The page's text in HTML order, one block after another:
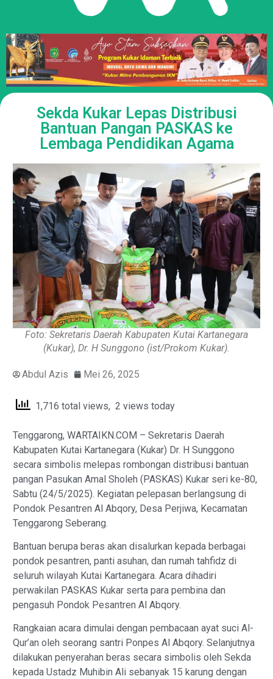
Sekda Kukar Lepas Distribusi
Bantuan Pangan PASKAS ke
Lembaga Pendidikan Agama
Foto: Sekretaris Daerah Kabupaten Kutai Kartanegara
(Kukar), Dr. H Sunggono (ist/Prokom Kukar).
Abdul Azis Mei 26, 2025
1,716 total views, 2 views today
Tenggarong, WARTAIKN.COM – Sekretaris Daerah
Kabupaten Kutai Kartanegara (Kukar) Dr. H Sunggono
secara simbolis melepas rombongan distribusi bantuan
pangan Pasukan Amal Sholeh (PASKAS) Kukar seri ke-80,
Sabtu (24/5/2025). Kegiatan pelepasan berlangsung di
Pondok Pesantren Al Abqory, Desa Perjiwa, Kecamatan
Tenggarong Seberang.
Bantuan berupa beras akan disalurkan kepada berbagai
pondok pesantren, panti asuhan, dan rumah tahfidz di
seluruh wilayah Kutai Kartanegara. Acara dihadiri
perwakilan PASKAS Kukar serta para pembina dan
pengasuh Pondok Pesantren Al Abqory.
Rangkaian acara dimulai dengan pembacaan ayat suci Al-
Qur’an oleh seorang santri Ponpes Al Abqory. Selanjutnya
dilakukan penyerahan beras secara simbolis oleh Sekda
kepada Ustadz Muhibin Ali sebanyak 15 karung dengan